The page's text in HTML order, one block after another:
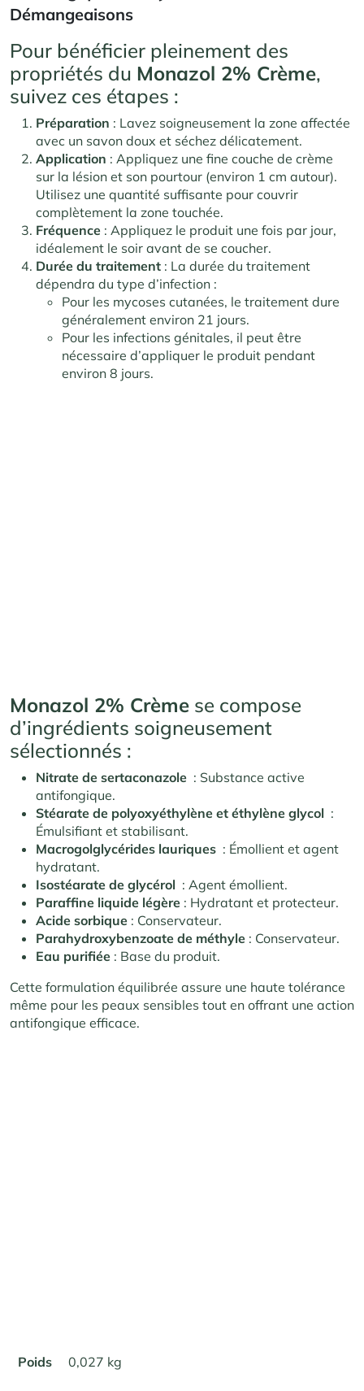
Démangeaisons
Pour bénéficier pleinement des
propriétés du Monazol 2% Crème,
suivez ces étapes :
Préparation : Lavez soigneusement la zone affectée
avec un savon doux et séchez délicatement.
Application : Appliquez une fine couche de crème
sur la lésion et son pourtour (environ 1 cm autour).
Utilisez une quantité suffisante pour couvrir
complètement la zone touchée.
Fréquence : Appliquez le produit une fois par jour,
idéalement le soir avant de se coucher.
Durée du traitement : La durée du traitement
dépendra du type d’infection :
Pour les mycoses cutanées, le traitement dure
généralement environ 21 jours.
Pour les infections génitales, il peut être
nécessaire d’appliquer le produit pendant
environ 8 jours.
Monazol 2% Crème se compose
d’ingrédients soigneusement
sélectionnés :
Nitrate de sertaconazole : Substance active
antifongique.
Stéarate de polyoxyéthylène et éthylène glycol :
Émulsifiant et stabilisant.
Macrogolglycérides lauriques : Émollient et agent
hydratant.
Isostéarate de glycérol : Agent émollient.
Paraffine liquide légère : Hydratant et protecteur.
Acide sorbique : Conservateur.
Parahydroxybenzoate de méthyle : Conservateur.
Eau purifiée : Base du produit.
Cette formulation équilibrée assure une haute tolérance
même pour les peaux sensibles tout en offrant une action
antifongique efficace.
Poids 0,027 kg